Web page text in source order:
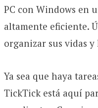
PC con Windows en
altamente eficiente.
organizar sus vidas
Ya sea que haya
TickTick está aquí